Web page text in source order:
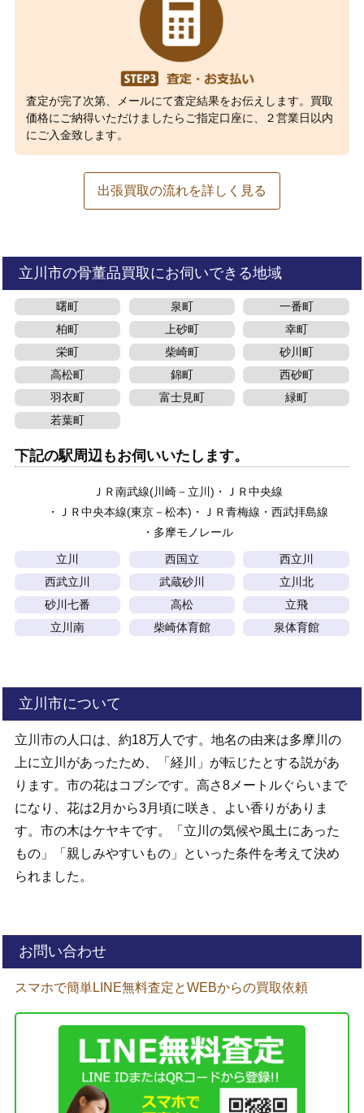
査定が完了次第、メールにて査定結果をお伝えします。買取
価格にご納得いただけましたらご指定口座に、２営業日以内
にご入金致します。
出張買取の流れを詳しく見る
立川市の骨董品買取にお伺いできる地域
曙町 泉町
一番町
柏町
上砂町
幸町
栄町
柴崎町
砂川町
高松町
錦町
西砂町
羽衣町
富士見町
緑町
若葉町
下記の駅周辺もお伺いいたします。
ＪＲ南武線(川崎－立川)
ＪＲ中央線
ＪＲ中央本線(東京－松本)
ＪＲ青梅線
西武拝島線
多摩モノレール
立川 西国立
西立川
西武立川
武蔵砂川
立川北
砂川七番
高松
立飛
立川南
柴崎体育館 泉体育館
立川市について
立川市の人口は、約18万人です。地名の由来は多摩川の
上に立川があったため、「経川」が転じたとする説があ
ります。市の花はコブシです。高さ8メートルぐらいまで
になり、花は2月から3月頃に咲き、よい香りがありま
す。市の木はケヤキです。「立川の気候や風土にあった
もの」「親しみやすいもの」といった条件を考えて決め
られました。
お問い合わせ
スマホで簡単LINE無料査定とWEBからの買取依頼